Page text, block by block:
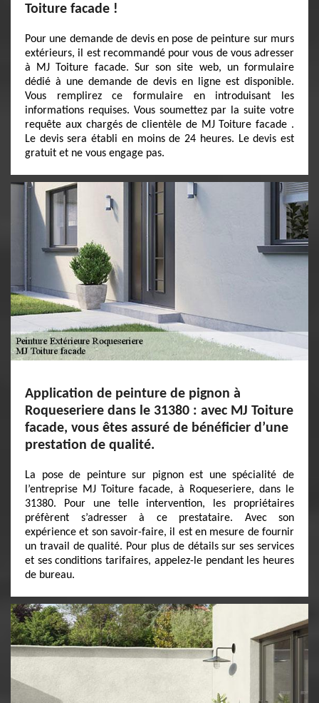
Toiture facade !
Pour une demande de devis en pose de peinture sur murs
extérieurs, il est recommandé pour vous de vous adresser
à MJ Toiture facade. Sur son site web, un formulaire
dédié à une demande de devis en ligne est disponible.
Vous remplirez ce formulaire en introduisant les
informations requises. Vous soumettez par la suite votre
requête aux chargés de clientèle de MJ Toiture facade .
Le devis sera établi en moins de 24 heures. Le devis est
gratuit et ne vous engage pas.
Application de peinture de pignon à
Roqueseriere dans le 31380 : avec MJ Toiture
facade, vous êtes assuré de bénéficier d’une
prestation de qualité.
La pose de peinture sur pignon est une spécialité de
l’entreprise MJ Toiture facade, à Roqueseriere, dans le
31380. Pour une telle intervention, les propriétaires
préfèrent s’adresser à ce prestataire. Avec son
expérience et son savoir-faire, il est en mesure de fournir
un travail de qualité. Pour plus de détails sur ses services
et ses conditions tarifaires, appelez-le pendant les heures
de bureau.